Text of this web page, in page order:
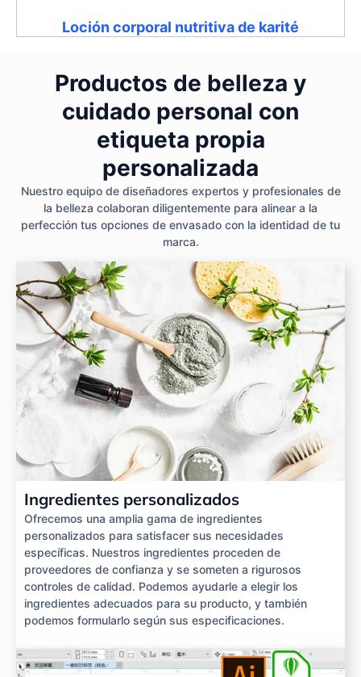
Loción corporal nutritiva de karité
Productos de belleza y
cuidado personal con
etiqueta propia
personalizada
Nuestro equipo de diseñadores expertos y profesionales de
la belleza colaboran diligentemente para alinear a la
perfección tus opciones de envasado con la identidad de tu
marca.
Ingredientes personalizados
Ofrecemos una amplia gama de ingredientes
personalizados para satisfacer sus necesidades
específicas. Nuestros ingredientes proceden de
proveedores de confianza y se someten a rigurosos
controles de calidad. Podemos ayudarle a elegir los
ingredientes adecuados para su producto, y también
podemos formularlo según sus especificaciones.